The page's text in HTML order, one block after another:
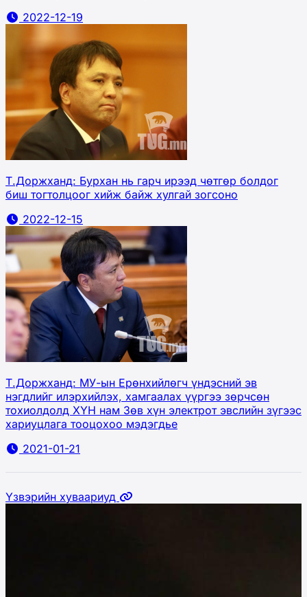
2022-12-19
Т.Доржханд: Бурхан нь гарч ирээд чөтгөр болдог
биш тогтолцоог хийж байж хулгай зогсоно
2022-12-15
Т.Доржханд: МУ-ын Ерөнхийлөгч үндэсний эв
нэгдлийг илэрхийлэх, хамгаалах үүргээ зөрчсөн
тохиолдолд ХҮН нам Зөв хүн электрот эвслийн зүгээс
хариуцлага тооцохоо мэдэгдье
2021-01-21
Үзвэрийн хуваариуд